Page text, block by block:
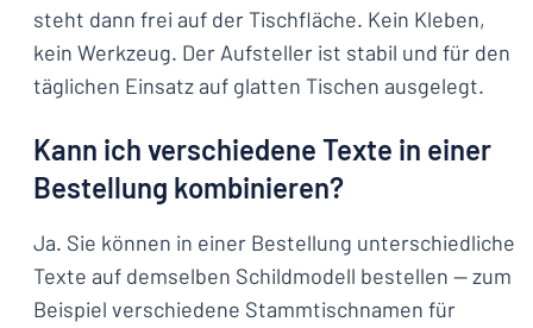
steht dann frei auf der Tischfläche. Kein Kleben,
kein Werkzeug. Der Aufsteller ist stabil und für den
täglichen Einsatz auf glatten Tischen ausgelegt.
Kann ich verschiedene Texte in einer
Bestellung kombinieren?
Ja. Sie können in einer Bestellung unterschiedliche
Texte auf demselben Schildmodell bestellen — zum
Beispiel verschiedene Stammtischnamen für